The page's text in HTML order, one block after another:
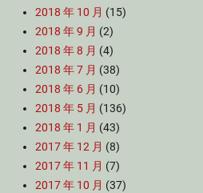
2018 年 10 月 (15)
2018 年 9 月 (2)
2018 年 8 月 (4)
2018 年 7 月 (38)
2018 年 6 月 (10)
2018 年 5 月 (136)
2018 年 1 月 (43)
2017 年 12 月 (8)
2017 年 11 月 (7)
2017 年 10 月 (37)